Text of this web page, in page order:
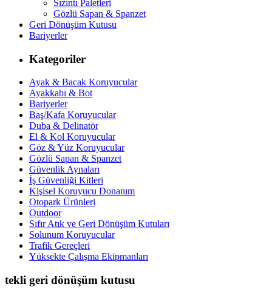
Sızıntı Paletleri
Gözlü Sapan & Spanzet
Geri Dönüşüm Kutusu
Bariyerler
Kategoriler
Ayak & Bacak Koruyucular
Ayakkabı & Bot
Bariyerler
Baş/Kafa Koruyucular
Duba & Delinatör
El & Kol Koruyucular
Göz & Yüz Koruyucular
Gözlü Sapan & Spanzet
Güvenlik Aynaları
İş Güvenliği Kitleri
Kişisel Koruyucu Donanım
Otopark Ürünleri
Outdoor
Sıfır Atık ve Geri Dönüşüm Kutuları
Solunum Koruyucular
Trafik Gereçleri
Yüksekte Çalışma Ekipmanları
tekli geri dönüşüm kutusu